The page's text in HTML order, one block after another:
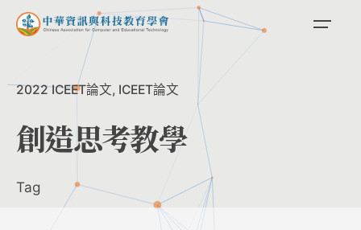
Skip
2022 ICEET論文 ICEET論文
創造思考教學
Tag